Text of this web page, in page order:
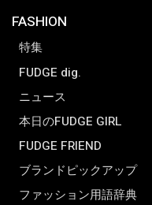
FASHION
特集
FUDGE dig.
ニュース
本日のFUDGE GIRL
FUDGE FRIEND
ブランドピックアップ
ファッション用語辞典